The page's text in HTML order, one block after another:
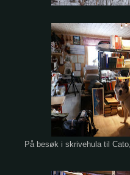
På besøk i skrivehula til